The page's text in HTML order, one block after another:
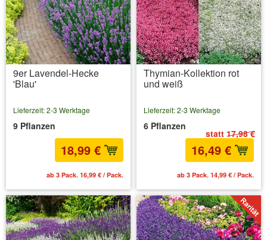
9er Lavendel-Hecke
'Blau'
Lieferzeit: 2-3 Werktage
9 Pflanzen
18,99 €
ab 3 Pack. 16,99 € / Pack.
Thymian-Kollektion rot
und weiß
statt 17,98 €
Lieferzeit: 2-3 Werktage
6 Pflanzen
16,49 €
ab 3 Pack. 14,99 € / Pack.